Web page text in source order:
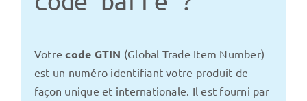
Votrecode GTIN (Global Trade Item Number)
est un numéro identifiant votre produit de
façon unique et internationale. Il est fourni par